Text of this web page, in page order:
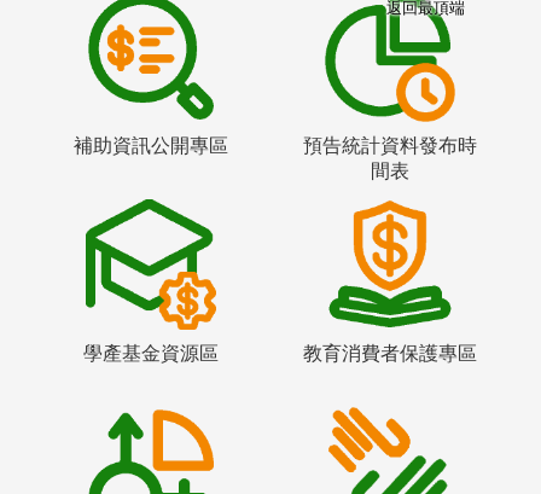
補助資訊公開專區
預告統計資料發布時
間表
學產基金資源區 教育消費者保護專區
返回最頂端